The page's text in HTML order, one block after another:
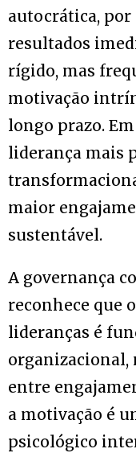
autocrática, por
resultados
rígido, mas
motivação
longo prazo.
liderança mais
maior
sustentável.
A governança
reconhece que
lideranças é
entre
a motivação é
psicológico